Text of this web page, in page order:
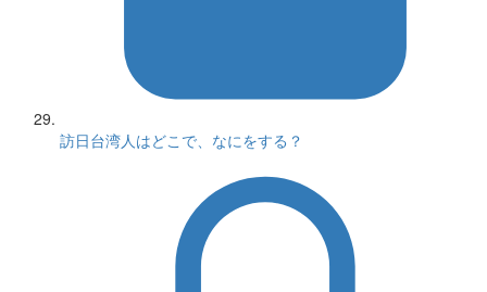
訪日台湾人はどこで、なにをする？